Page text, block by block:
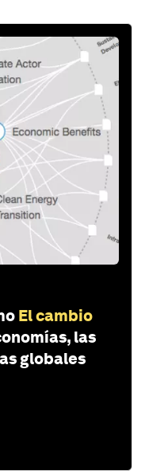
El cambio
las
globales